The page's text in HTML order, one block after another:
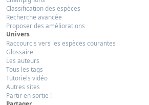
Classification des espèces
Recherche avancée
Proposer des améliorations
Univers
Raccourcis vers les espèces courantes
Glossaire
Les auteurs
Tous les tags
Tutoriels vidéo
Autres sites
Partir en sortie !